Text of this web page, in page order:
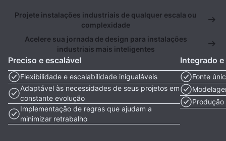
Projete instalações industriais de qualquer escala ou
complexidade
Acelere sua jornada de design para instalações
industriais mais inteligentes
Preciso e escalável
Flexibilidade e escalabilidade inigualáveis
Adaptável às necessidades de seus projetos em
constante evolução
Implementação de regras que ajudam a
minimizar retrabalho
Integrado
Fonte